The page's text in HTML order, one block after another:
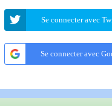
Se connecter avec
Se connecter avec